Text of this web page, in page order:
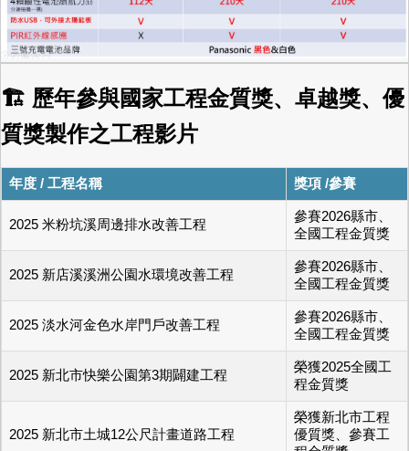
🏗 歷年參與國家工程金質獎、卓越獎、優
質獎製作之工程影片
年度 / 工程名稱 獎項 /參賽
2025 米粉坑溪周邊排水改善工程
參賽2026縣市、
全國工程金質獎
2025 新店溪溪洲公園水環境改善工程
參賽2026縣市、
全國工程金質獎
2025 淡水河金色水岸門戶改善工程
參賽2026縣市、
全國工程金質獎
2025 新北市快樂公園第3期闢建工程
榮獲2025全國工
程金質獎
2025 新北市土城12公尺計畫道路工程
榮獲新北市工程
優質獎、參賽工